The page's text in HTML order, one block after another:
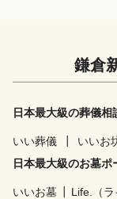
鎌倉
日本最大級の葬儀相
いい葬儀
いいお
日本最大級のお墓ポ
いいお墓
Life.（ラ